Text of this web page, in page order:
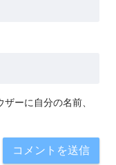
ーに自分の名前、